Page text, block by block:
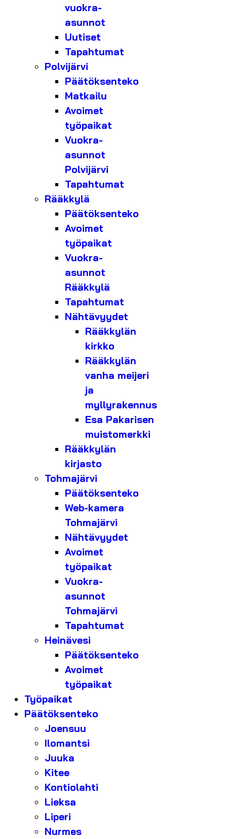
vuokra-
asunnot
Uutiset
Tapahtumat
Polvijärvi
Päätöksenteko
Matkailu
Avoimet
työpaikat
Vuokra-
asunnot
Polvijärvi
Tapahtumat
Rääkkylä
Päätöksenteko
Avoimet
työpaikat
Vuokra-
asunnot
Rääkkylä
Tapahtumat
Nähtävyydet
Rääkkylän
kirkko
Rääkkylän
vanha meijeri
ja
myllyrakennus
Esa Pakarisen
muistomerkki
Rääkkylän
kirjasto
Tohmajärvi
Päätöksenteko
Web-kamera
Tohmajärvi
Nähtävyydet
Avoimet
työpaikat
Vuokra-
asunnot
Tohmajärvi
Tapahtumat
Heinävesi
Päätöksenteko
Avoimet
työpaikat
Työpaikat
Päätöksenteko
Joensuu
Ilomantsi
Juuka
Kitee
Kontiolahti
Lieksa
Liperi
Nurmes